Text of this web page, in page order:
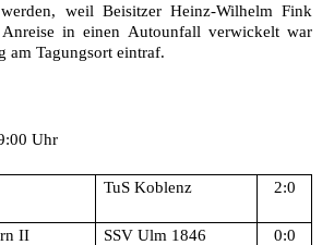
weil Beisitzer Heinz-Wilhelm Fink
in einen Autounfall verwickelt war
am Tagungsort eintraf.
Uhr
TuS Koblenz 2:0
II
SSV Ulm 1846
0:0